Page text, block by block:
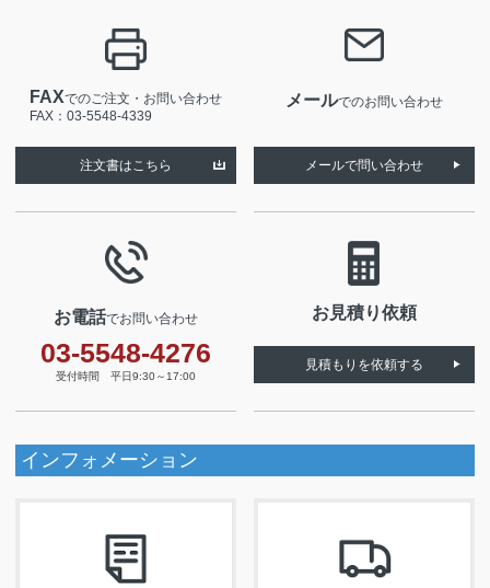
FAXでのご注文・お問い合わせ
FAX：03-5548-4339
注文書はこちら
メールでのお問い合わせ
メールで問い合わせ
お電話でお問い合わせ
03-5548-4276
受付時間 平日9:30～17:00
お見積り依頼
見積もりを依頼する
インフォメーション